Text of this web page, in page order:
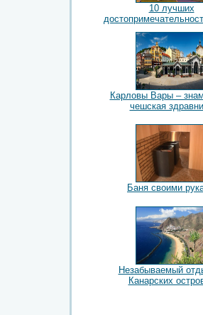
10 лучших
Карловы Вары –
чешская
Баня своими
Незабываемый
Канарских